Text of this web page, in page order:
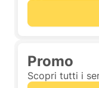
Promo
Scopri tutti i